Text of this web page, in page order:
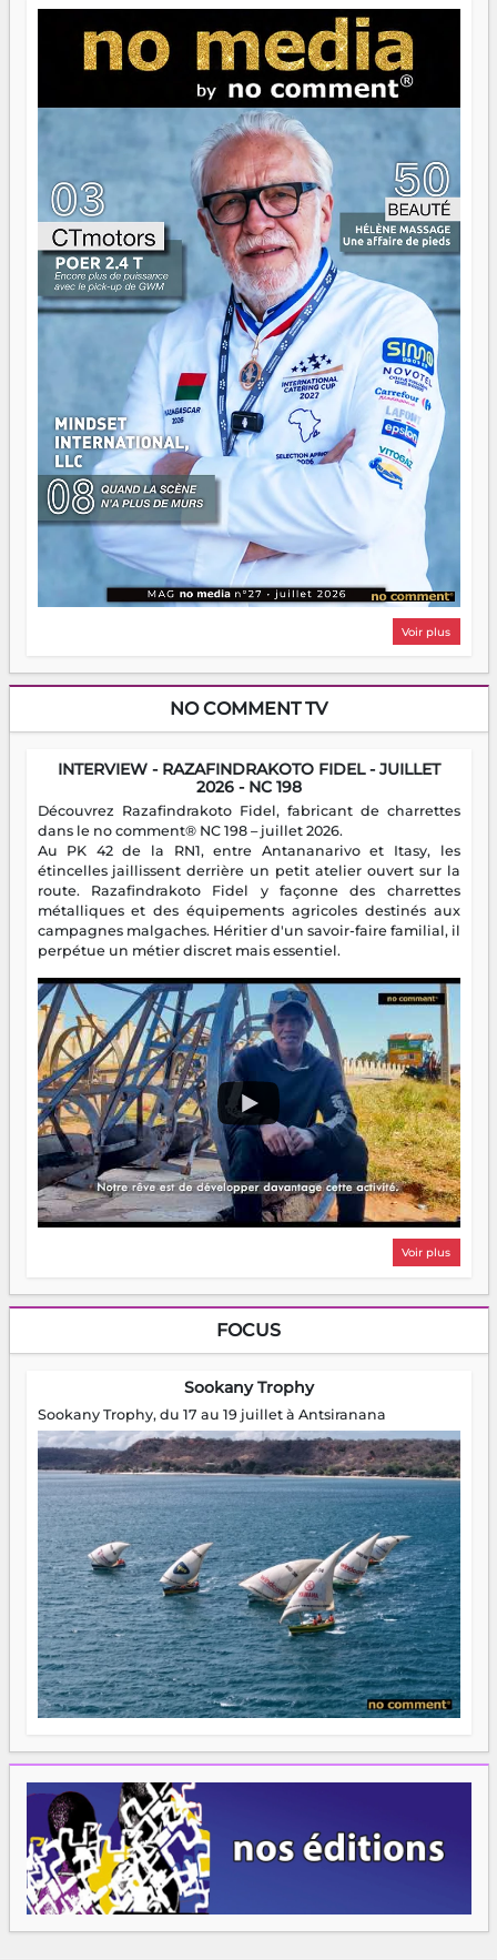
jeunes qui tiennent la torche. Alors oui, on pourrait
s'arrêter là, applaudir et rentrer chez soi satisfait. Mais ce
serait passer à côté d'une chose essentielle. La fougue, ça
brûle fort — et parfois, ça brûle vite. Une flamme sans
direction peut éclairer autant qu'elle peut consumer. C'est
là que les aînés entrent en scène — pas pour reprendre le
gouvernail, mais pour montrer où sont les récifs. Les jeunes
ont la force, les vieux ont l'expérience, comme on dit. Ce
n'est pas un combat de générations — c'est une question
d'équipage. Partagez vos réussites, mais aussi vos échecs.
Surtout vos échecs, d'ailleurs — ils enseignent mieux que
n'importe quel manuel. À Madagascar, la barque avance.
Il faut juste s'assurer que tout le monde rame dans le
même sens.
Voir plus
NO COMMENT TV
INTERVIEW - RAZAFINDRAKOTO FIDEL - JUILLET
2026 - NC 198
Découvrez Razafindrakoto Fidel, fabricant de charrettes
dans le no comment® NC 198 – juillet 2026.
Au PK 42 de la RN1, entre Antananarivo et Itasy, les
étincelles jaillissent derrière un petit atelier ouvert sur la
route. Razafindrakoto Fidel y façonne des charrettes
métalliques et des équipements agricoles destinés aux
campagnes malgaches. Héritier d'un savoir-faire familial, il
perpétue un métier discret mais essentiel.
Voir plus
FOCUS
Sookany Trophy
Sookany Trophy, du 17 au 19 juillet à Antsiranana